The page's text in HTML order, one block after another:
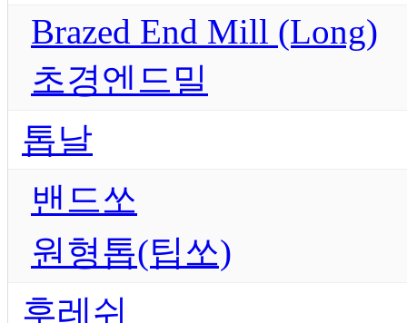
Brazed End Mill (Long)
초경엔드밀
톱날
밴드쏘
원형톱(팁쏘)
후레쉬